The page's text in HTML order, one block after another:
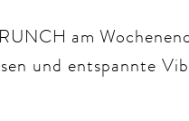
am
und entspannte